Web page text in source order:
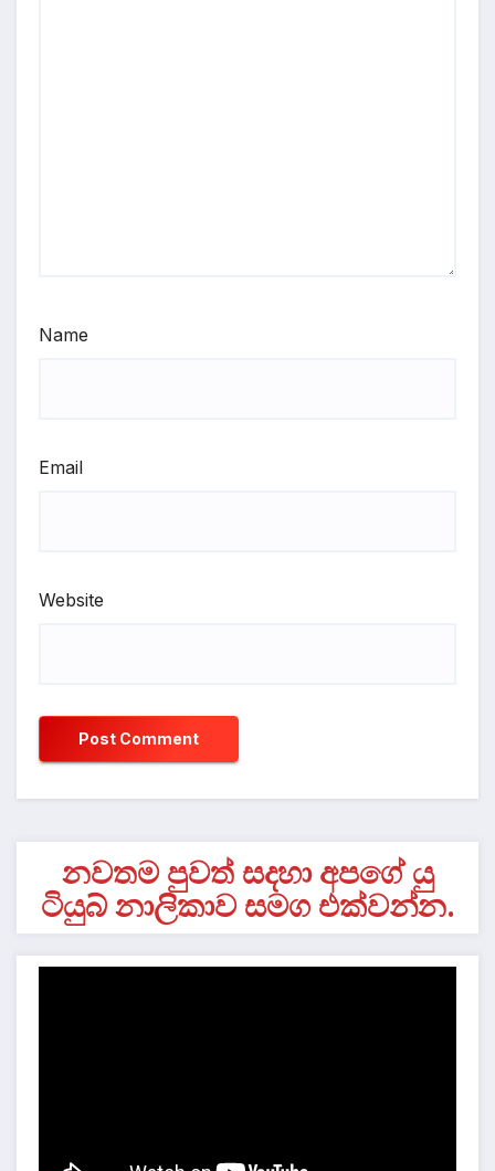
Name
Email
Website
නවතම පුවත් සදහා අපගේ යු
ටියුබ් නාලිකාව සමග එක්වන්න.